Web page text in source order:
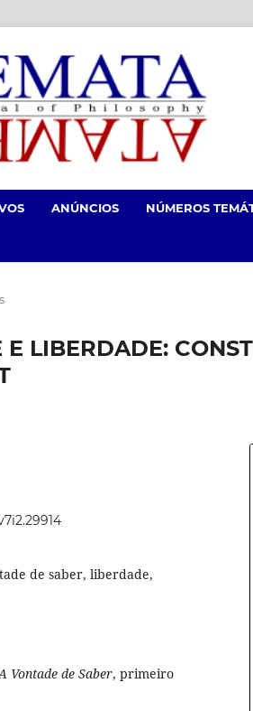
ANÚNCIOS NÚMEROS
LIBERDADE:
de saber, liberdade,
Vontade de Saber, primeiro